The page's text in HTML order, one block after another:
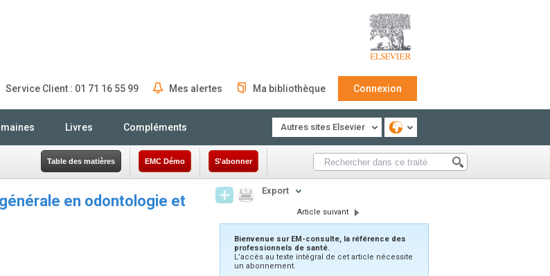
Service Client : 01 71 16 55 99 Mes alertes Ma bibliothèque Connexion
Livres Compléments Autres sites Elsevier
Table des matières EMC Démo S'abonner
en odontologie et
Export
Article suivant
Bienvenue sur EM-consulte, la référence des
professionnels de santé.
L’accès au texte intégral de cet article nécessite
un abonnement.